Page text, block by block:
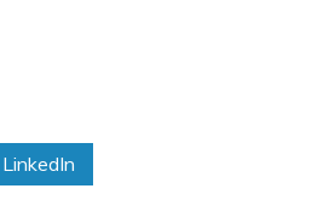
LinkedIn